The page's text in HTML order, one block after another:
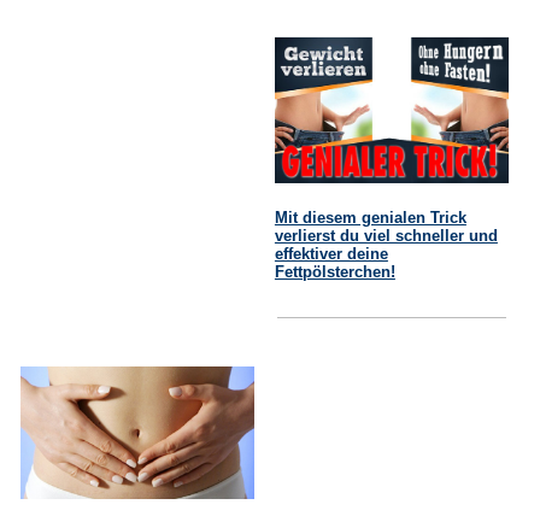
Mit diesem genialen Trick
verlierst du viel schneller und
effektiver deine
Fettpölsterchen!